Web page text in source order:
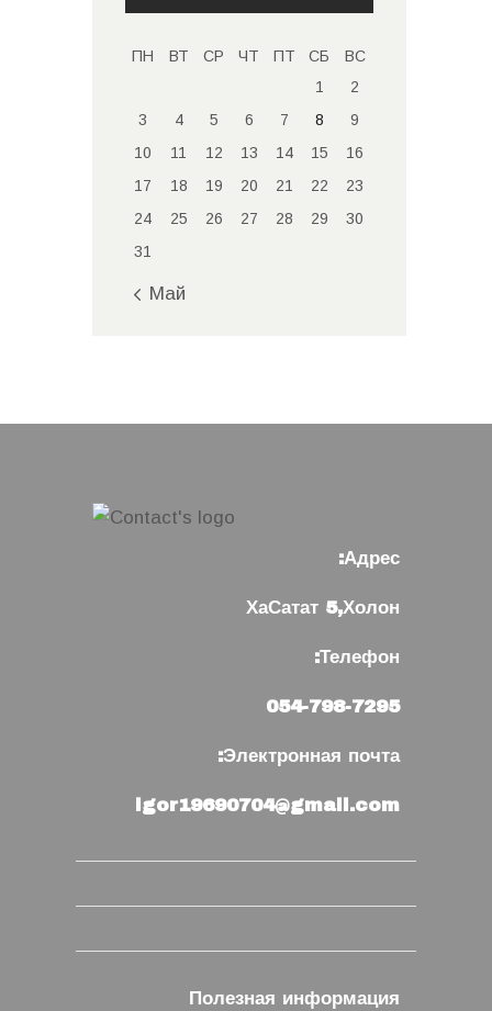
ПН ВТ СР ЧТ ПТ СБ
ВС
1
2
3
4 5 6 7 8
9
10
11 12 13 14 15
16
17
18 19 20 21 22
23
24
25 26 27 28 29
30
31
« Май
Адрес:
ХаСатат 5,Холон
Телефон:
054-798-7295
Электронная почта:
igor19690704@gmail.com
Полезная информация